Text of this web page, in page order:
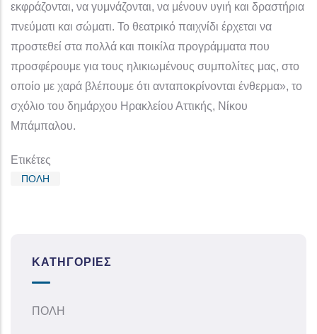
εκφράζονται, να γυμνάζονται, να μένουν υγιή και δραστήρια
πνεύματι και σώματι. Το θεατρικό παιχνίδι έρχεται να
προστεθεί στα πολλά και ποικίλα προγράμματα που
προσφέρουμε για τους ηλικιωμένους συμπολίτες μας, στο
οποίο με χαρά βλέπουμε ότι ανταποκρίνονται ένθερμα», το
σχόλιο του δημάρχου Ηρακλείου Αττικής, Νίκου
Μπάμπαλου.
Ετικέτες
ΠΟΛΗ
ΚΑΤΗΓΟΡΊΕΣ
ΠΟΛΗ